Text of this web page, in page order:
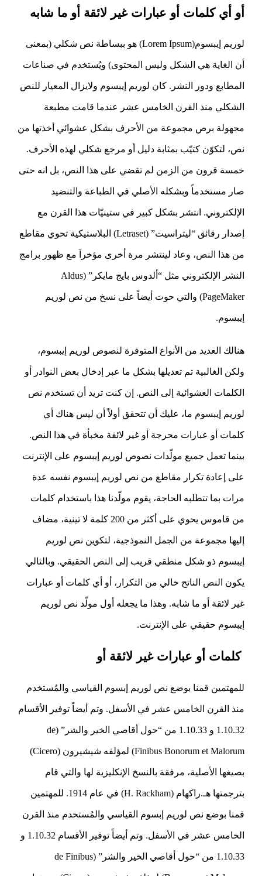
أو أي كلمات أو عبارات غير لائقة أو ما شابه
لوريم إيبسوم(Lorem Ipsum) هو ببساطة نص شكلي (بمعنى
أن الغاية هي الشكل وليس المحتوى) ويُستخدم في صناعات
المطابع ودور النشر. كان لوريم إيبسوم ولايزال المعيار للنص
الشكلي منذ القرن الخامس عشر عندما قامت مطبعة
مجهولة برص مجموعة من الأحرف بشكل عشوائي أخذتها من
نص، لتكوّن كتيّب بمثابة دليل أو مرجع شكلي لهذه الأحرف.
خمسة قرون من الزمن لم تقضي على هذا النص، بل انه حتى
صار مستخدماً وبشكله الأصلي في الطباعة والتنضيد
الإلكتروني. انتشر بشكل كبير في ستينيّات هذا القرن مع
إصدار رقائق “ليتراسيت” (Letraset) البلاستيكية تحوي مقاطع
من هذا النص، وعاد لينتشر مرة أخرى مؤخراَ مع ظهور برامج
النشر الإلكتروني مثل “ألدوس بايج مايكر” (Aldus
PageMaker) والتي حوت أيضاً على نسخ من نص لوريم
إيبسوم.
هنالك العديد من الأنواع المتوفرة لنصوص لوريم إيبسوم،
ولكن الغالبية تم تعديلها بشكل ما عبر إدخال بعض النوادر أو
الكلمات العشوائية إلى النص. إن كنت تريد أن تستخدم نص
لوريم إيبسوم ما، عليك أن تتحقق أولاً أن ليس هناك أي
كلمات أو عبارات محرجة أو غير لائقة مخبأة في هذا النص.
بينما تعمل جميع مولّدات نصوص لوريم إيبسوم على الإنترنت
على إعادة تكرار مقاطع من نص لوريم إيبسوم نفسه عدة
مرات بما تتطلبه الحاجة، يقوم مولّدنا هذا باستخدام كلمات
من قاموس يحوي على أكثر من 200 كلمة لا تينية، مضاف
إليها مجموعة من الجمل النموذجية، لتكوين نص لوريم
إيبسوم ذو شكل منطقي قريب إلى النص الحقيقي. وبالتالي
يكون النص الناتح خالي من التكرار، أو أي كلمات أو عبارات
غير لائقة أو ما شابه. وهذا ما يجعله أول مولّد نص لوريم
إيبسوم حقيقي على الإنترنت.
كلمات أو عبارات غير لائقة أو
للمهتمين قمنا بوضع نص لوريم إبسوم القياسي والمُستخدم
منذ القرن الخامس عشر في الأسفل. وتم أيضاً توفير الأقسام
1.10.32 و 1.10.33 من “حول أقاصي الخير والشر” (de
Finibus Bonorum et Malorum) لمؤلفه شيشيرون (Cicero)
بصيغها الأصلية، مرفقة بالنسخ الإنكليزية لها والتي قام
بترجمتها هـ.راكهام (H. Rackham) في عام 1914. للمهتمين
قمنا بوضع نص لوريم إبسوم القياسي والمُستخدم منذ القرن
الخامس عشر في الأسفل. وتم أيضاً توفير الأقسام 1.10.32 و
1.10.33 من “حول أقاصي الخير والشر” (de Finibus